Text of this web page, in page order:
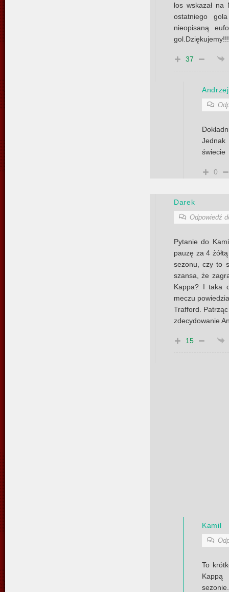
los wskazał na
ostatniego
nieopisaną
37
świecie
0
Darek
Odpowiedź
Pytanie do
pauzę za 4
sezonu, czy to
szansa, że
Kappa? I taka
meczu
Trafford.
zdecydowanie
15
Kamil
To
sezonie.